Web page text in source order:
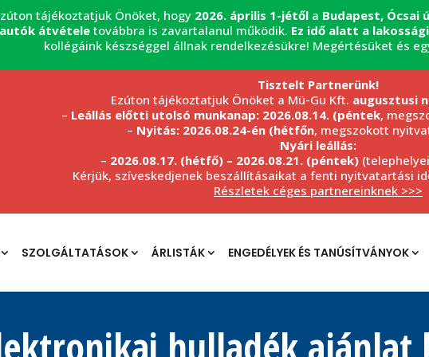
tájékoztatjuk Önöket, hogy 2026. április 1-jétől a Budapest, Ócsai
átvételetovábbra is zavartalanul működik. Ez idő alatt a
kollégáink készséggel állnak rendelkezésükre! Megértésüket és
Tisztelt Partnerünk!
Ezúton tájékoztatjuk Önöket a Mü-Gu Kft. augusztusi
– Leállás előtti utolsó munkanap: 2026.08.14. (péntek,
– Nyitás: 2026.08.24-én (hétfőn, megszokott
Nyári leállás:
– 2026.08.17. (hétfő) – 2026.08.21. (péntek)
Kérjük, szíveskedjenek beszállításaikat a fenti nyitvatartási
Részletek céges partnereinknek >>>
SZOLGÁLTATÁSOK ÁRLISTÁK ENGEDÉLYEK ÉS TANÚSÍTVÁNYOK